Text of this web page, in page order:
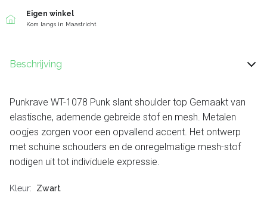
Eigen winkel
Kom langs in Maastricht
Beschrijving
Punkrave WT-1078 Punk slant shoulder top Gemaakt van
elastische, ademende gebreide stof en mesh. Metalen
oogjes zorgen voor een opvallend accent. Het ontwerp
met schuine schouders en de onregelmatige mesh-stof
nodigen uit tot individuele expressie.
Kleur Zwart